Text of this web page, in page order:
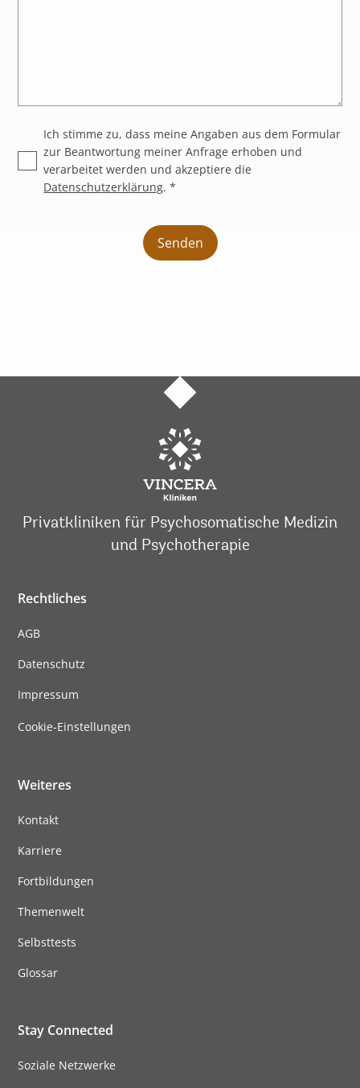
Ich stimme zu, dass meine Angaben aus dem Formular
zur Beantwortung meiner Anfrage erhoben und
verarbeitet werden und akzeptiere die
Datenschutzerklärung. *
Privatkliniken für Psychosomatische Medizin
und Psychotherapie
Rechtliches
AGB
Datenschutz
Impressum
Cookie-Einstellungen
Weiteres
Kontakt
Karriere
Fortbildungen
Themenwelt
Selbsttests
Glossar
Stay Connected
Soziale Netzwerke